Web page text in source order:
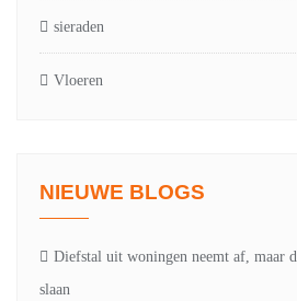
sieraden
Vloeren
NIEUWE BLOGS
Diefstal uit woningen neemt af, maar
slaan